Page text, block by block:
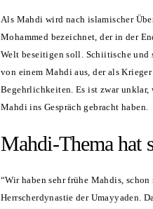
Als Mahdi wird nach islamischer
Mohammed bezeichnet, der in der
Welt beseitigen soll. Schiitische und
von einem Mahdi aus, der als
Begehrlichkeiten. Es ist zwar unklar,
Mahdi ins Gespräch gebracht haben.
Mahdi-Thema hat
“Wir haben sehr frühe Mahdis,
Herrscherdynastie der Umayyaden.